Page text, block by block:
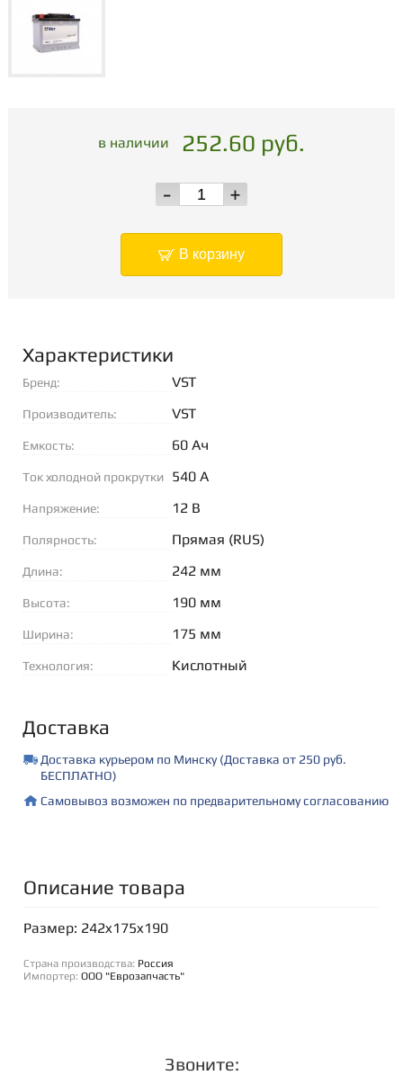
в наличии
252.60 руб.
-
+
В корзину
Характеристики
Бренд: VST
Производитель: VST
Емкость: 60 Ач
Ток холодной прокрутки
540 А
Напряжение: 12 В
Полярность: Прямая (RUS)
Длина: 242 мм
Высота: 190 мм
Ширина: 175 мм
Технология: Кислотный
Доставка
Доставка курьером по Минску (Доставка от 250 руб.
БЕСПЛАТНО)
Самовывоз возможен по предварительному согласованию
Описание товара
Размер: 242x175x190
Страна производства: Россия
Импортер:ООО "Еврозапчасть"
Звоните: